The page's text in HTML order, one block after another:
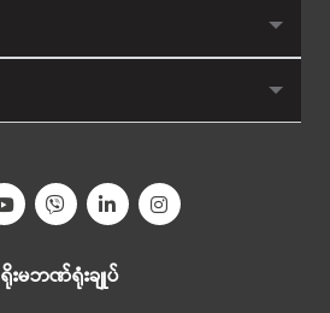
ရိုးမဘဏ်ရုံးချုပ်